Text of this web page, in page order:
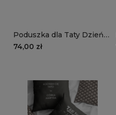
Poduszka dla Taty Dzień
Ojca DT07 | tata nie
74,00 zł